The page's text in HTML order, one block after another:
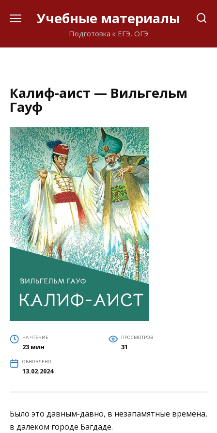
Учебные материалы
Подготовка к ЕГЭ, ОГЭ
Калиф-аист — Вильгельм
Гауф
НА ЧТЕНИЕ
23 мин
ПРОСМОТРОВ
31
ОБНОВЛЕНО
13.02.2024
Было это давным-давно, в незапамятные времена,
в далеком городе Багдаде.